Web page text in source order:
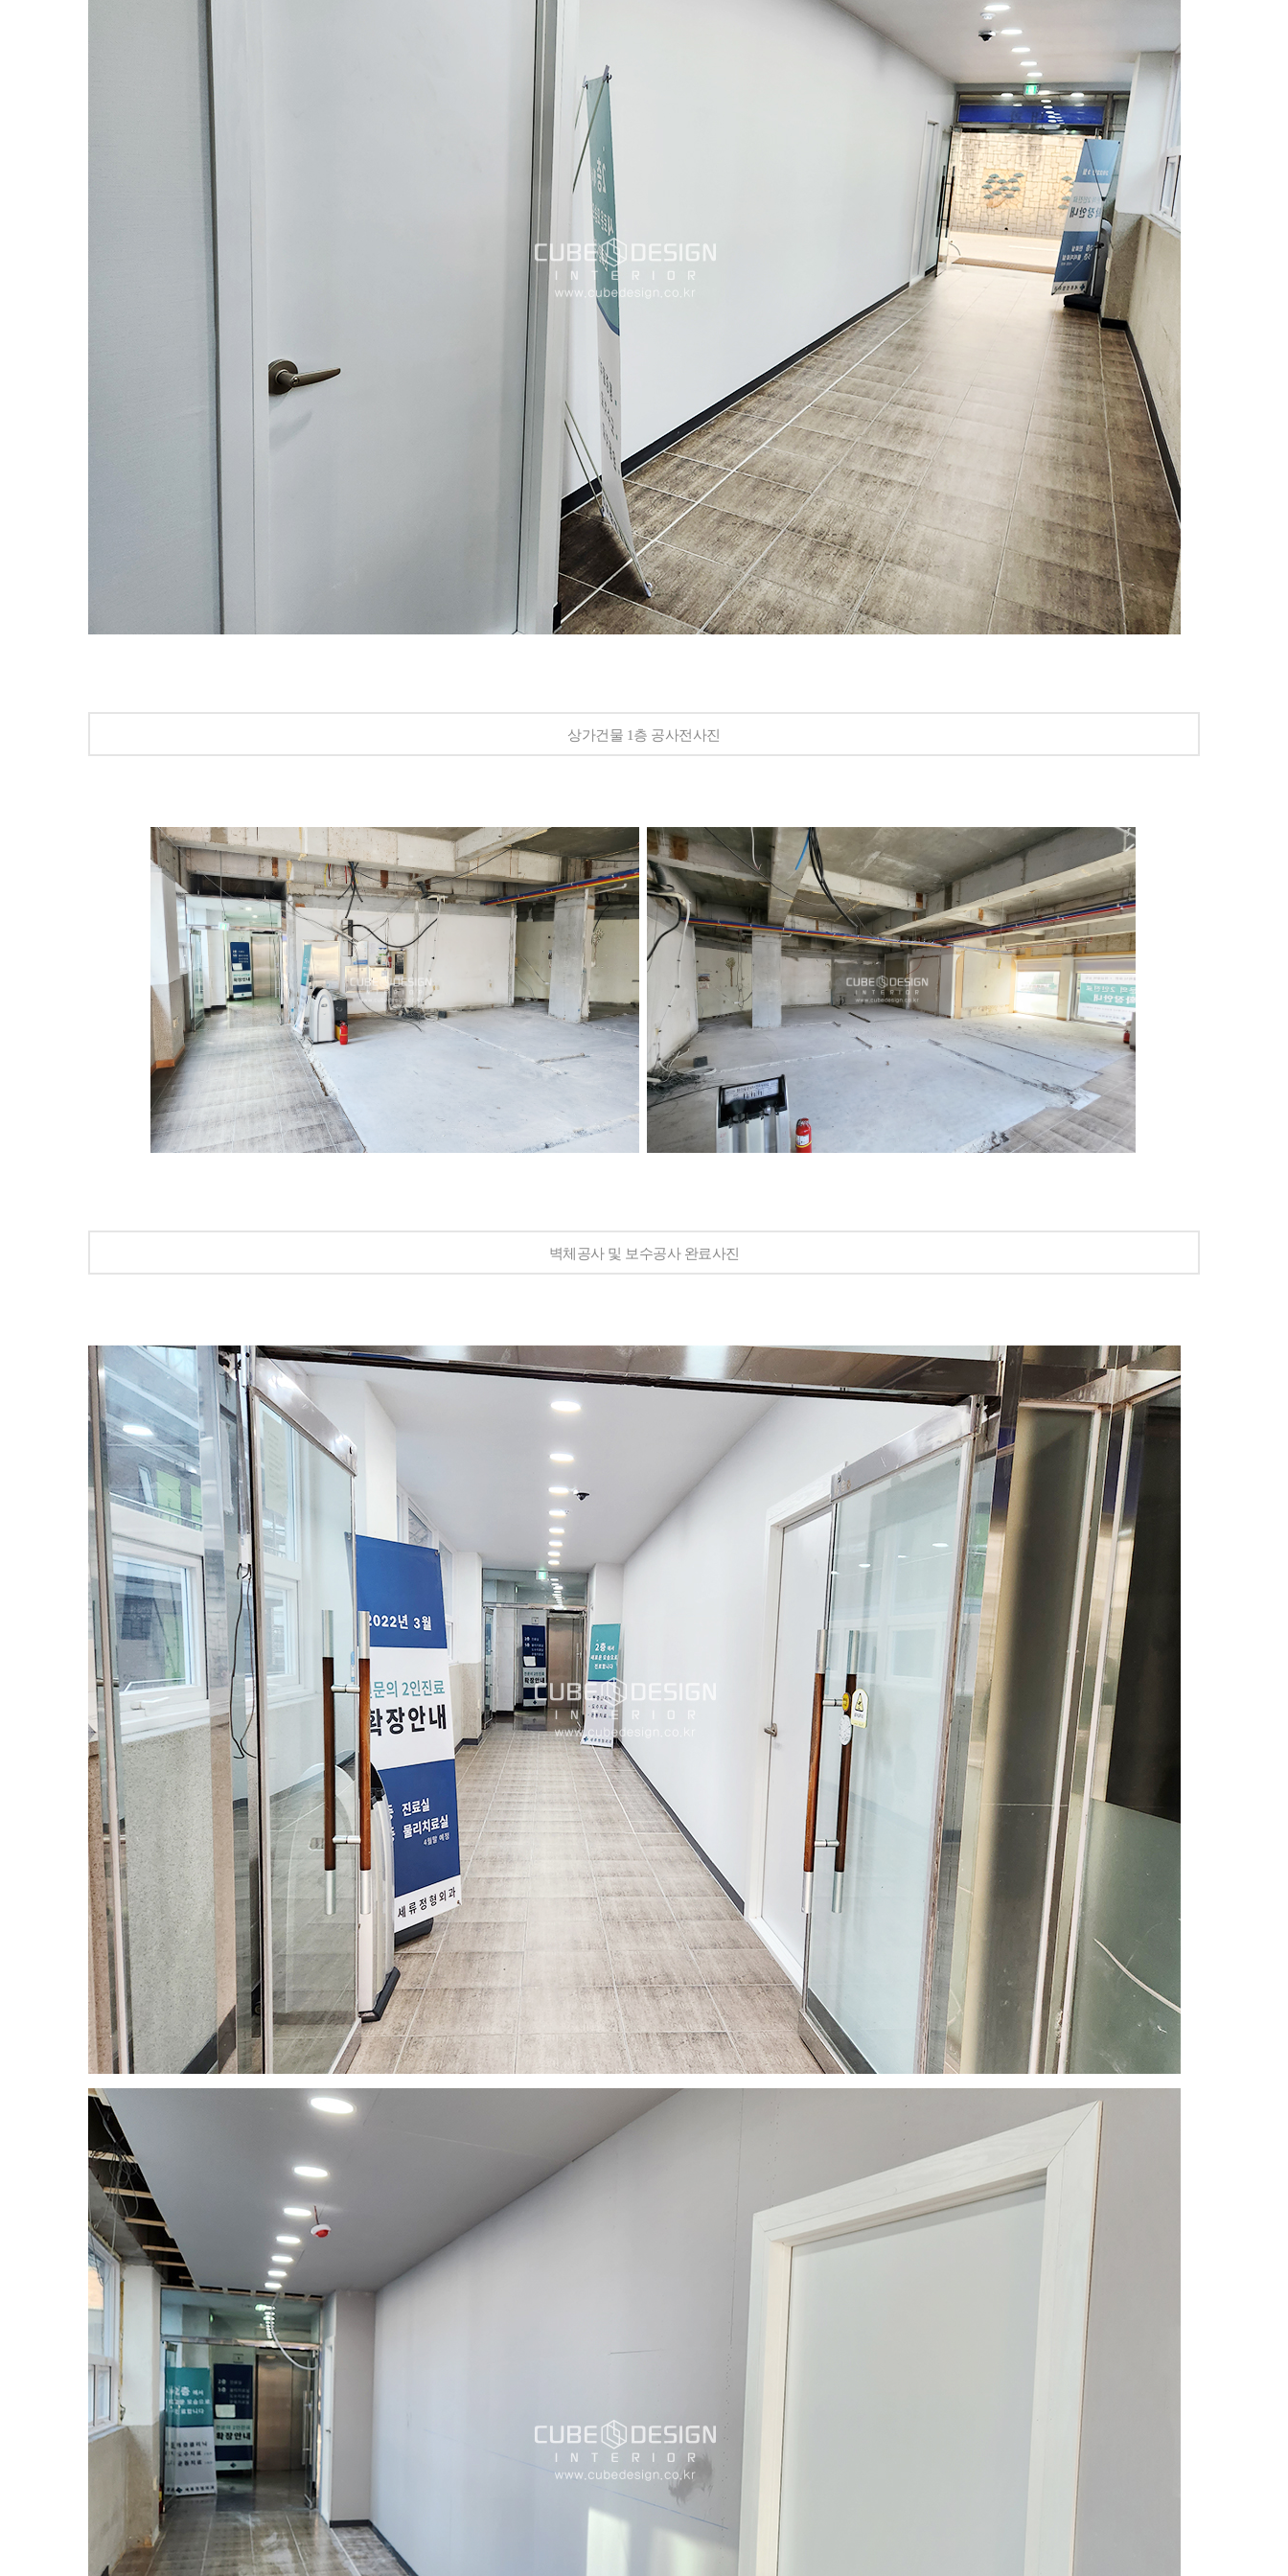
상가건물 1층 공사전사진
벽체공사 및 보수공사 완료사진